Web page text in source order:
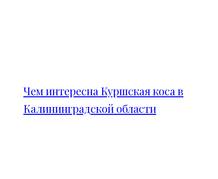
Чем интересна Куршская коса в
Калининградской области